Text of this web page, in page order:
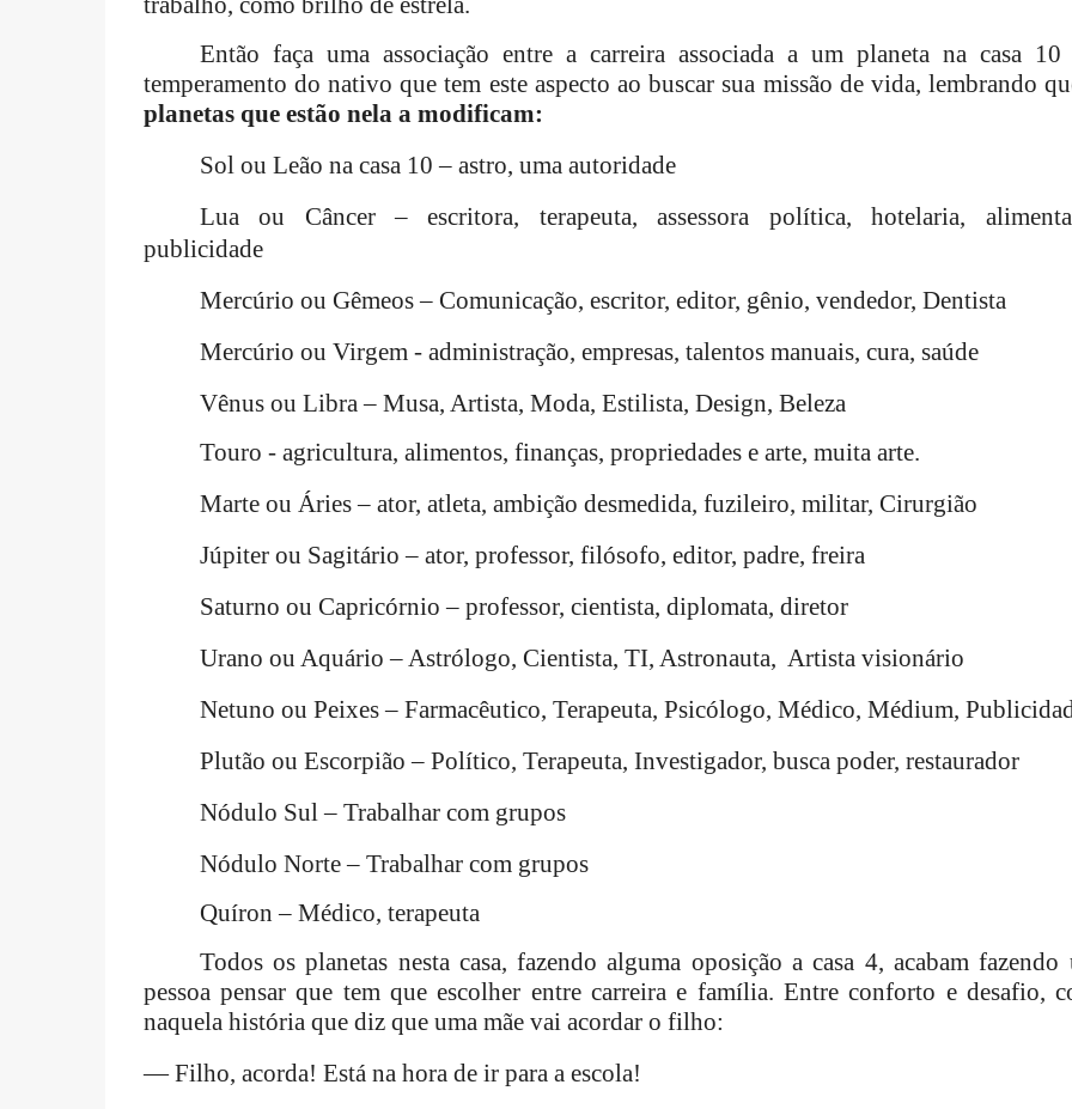
Então faça uma associação entre a carreira associada a um planeta na casa
temperamento do nativo que tem este aspecto ao buscar sua missão de vida, lembrando
planetas que estão nela a modificam:
Sol ou Leão na casa 10 – astro, uma autoridade
Lua ou Câncer – escritora, terapeuta, assessora política, hotelaria,
publicidade
Mercúrio ou Gêmeos – Comunicação, escritor, editor, gênio, vendedor, Dentista
Mercúrio ou Virgem - administração, empresas, talentos manuais, cura, saúde
Vênus ou Libra – Musa, Artista, Moda, Estilista, Design, Beleza
Touro - agricultura, alimentos, finanças, propriedades e arte, muita arte.
Marte ou Áries – ator, atleta, ambição desmedida, fuzileiro, militar, Cirurgião
Júpiter ou Sagitário – ator, professor, filósofo, editor, padre, freira
Saturno ou Capricórnio – professor, cientista, diplomata, diretor
Urano ou Aquário – Astrólogo, Cientista, TI, Astronauta, Artista visionário
Netuno ou Peixes – Farmacêutico, Terapeuta, Psicólogo, Médico, Médium,
Plutão ou Escorpião – Político, Terapeuta, Investigador, busca poder, restaurador
Nódulo Sul – Trabalhar com grupos
Nódulo Norte – Trabalhar com grupos
Quíron – Médico, terapeuta
Todos os planetas nesta casa, fazendo alguma oposição a casa 4, acabam fazendo
pessoa pensar que tem que escolher entre carreira e família. Entre conforto e desafio,
naquela história que diz que uma mãe vai acordar o filho:
— Filho, acorda! Está na hora de ir para a escola!